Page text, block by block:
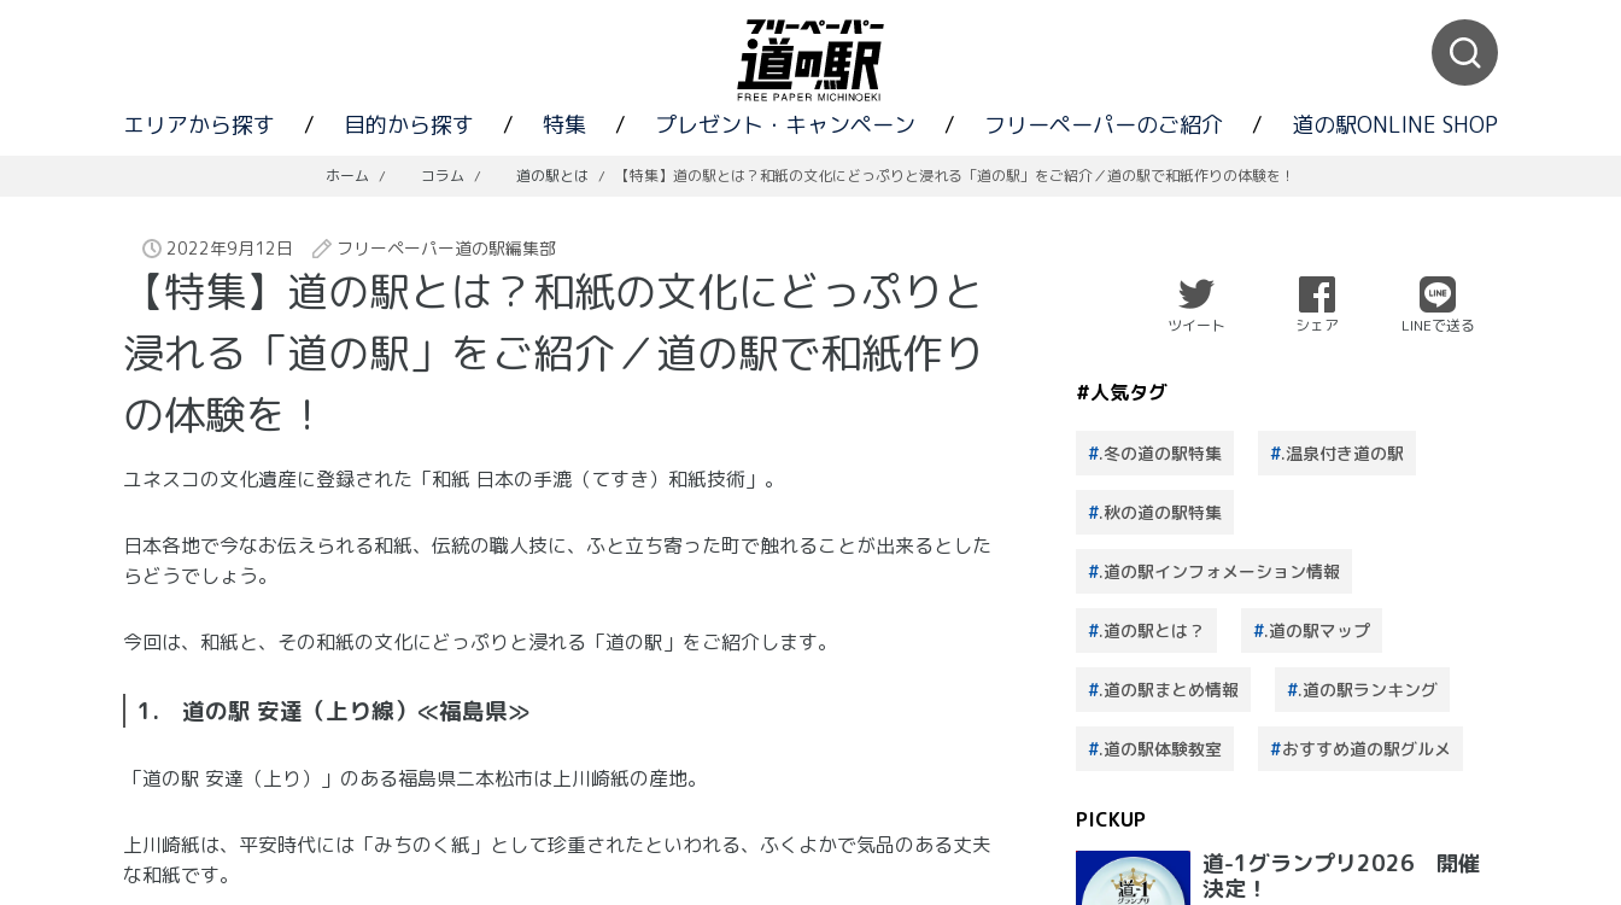
エリアから探す / 目的から探す / 特集 / プレゼント・キャンペーン / フリーペーパーのご紹介 / 道の駅ONLINE SHOP
ホーム / コラム / 道の駅とは / 【特集】道の駅とは？和紙の文化にどっぷりと浸れる「道の駅」をご紹介／道の駅で和紙作りの体験を！
2022年9月12日 フリーペーパー道の駅編集部
【特集】道の駅とは？和紙の文化にどっぷりと
浸れる「道の駅」をご紹介／道の駅で和紙作り
の体験を！
ユネスコの文化遺産に登録された「和紙 日本の手漉（てすき）和紙技術」。
日本各地で今なお伝えられる和紙、伝統の職人技に、ふと立ち寄った町で触れることが出来るとした
らどうでしょう。
今回は、和紙と、その和紙の文化にどっぷりと浸れる「道の駅」をご紹介します。
1. 道の駅 安達（上り線）≪福島県≫
「道の駅 安達（上り）」のある福島県二本松市は上川崎紙の産地。
上川崎紙は、平安時代には「みちのく紙」として珍重されたといわれる、ふくよかで気品のある丈夫
な和紙です。
ツイート シェア LINEで送る
#人気タグ
.冬の道の駅特集 .温泉付き道の駅
.秋の道の駅特集
.道の駅インフォメーション情報
.道の駅とは？ .道の駅マップ
.道の駅まとめ情報 .道の駅ランキング
.道の駅体験教室 おすすめ道の駅グルメ
PICKUP
道-1グランプリ2026 開催
決定！